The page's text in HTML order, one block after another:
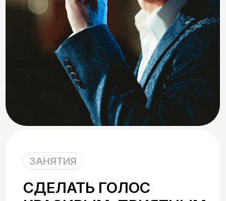
СДЕЛАТЬ ГОЛОС
КРАСИВЫМ, ПРИЯТНЫМ
И ВЫРАЗИТЕЛЬНЫМ
Чтобы производить на людей
убедительно доносить свои
мысли широкой публике, узнайте,
как говорить уверенно и красиво
ораторского мастерства.